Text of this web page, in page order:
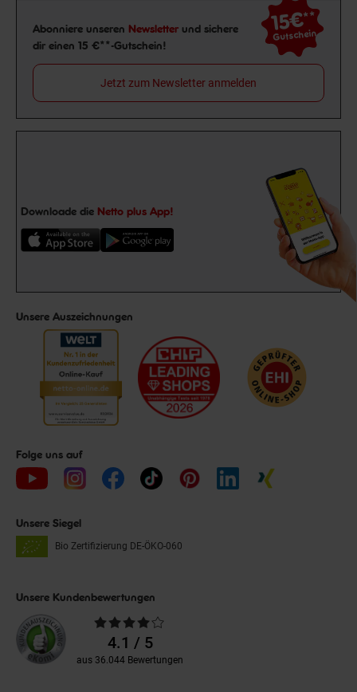
Newsletter Anmeldung
Abonniere unseren Newsletter und sichere
dir einen 15 €**-Gutschein!
15€**
Gutschein
Jetzt zum Newsletter anmelden
Downloade die Netto plus App!
Unsere Auszeichnungen
Folge uns auf
Unsere Siegel
Bio Zertifizierung DE-ÖKO-060
Unsere Kundenbewertungen
Durchschnittliche
Bewertungen4.1 / 5
aus 36.044 Bewertungen